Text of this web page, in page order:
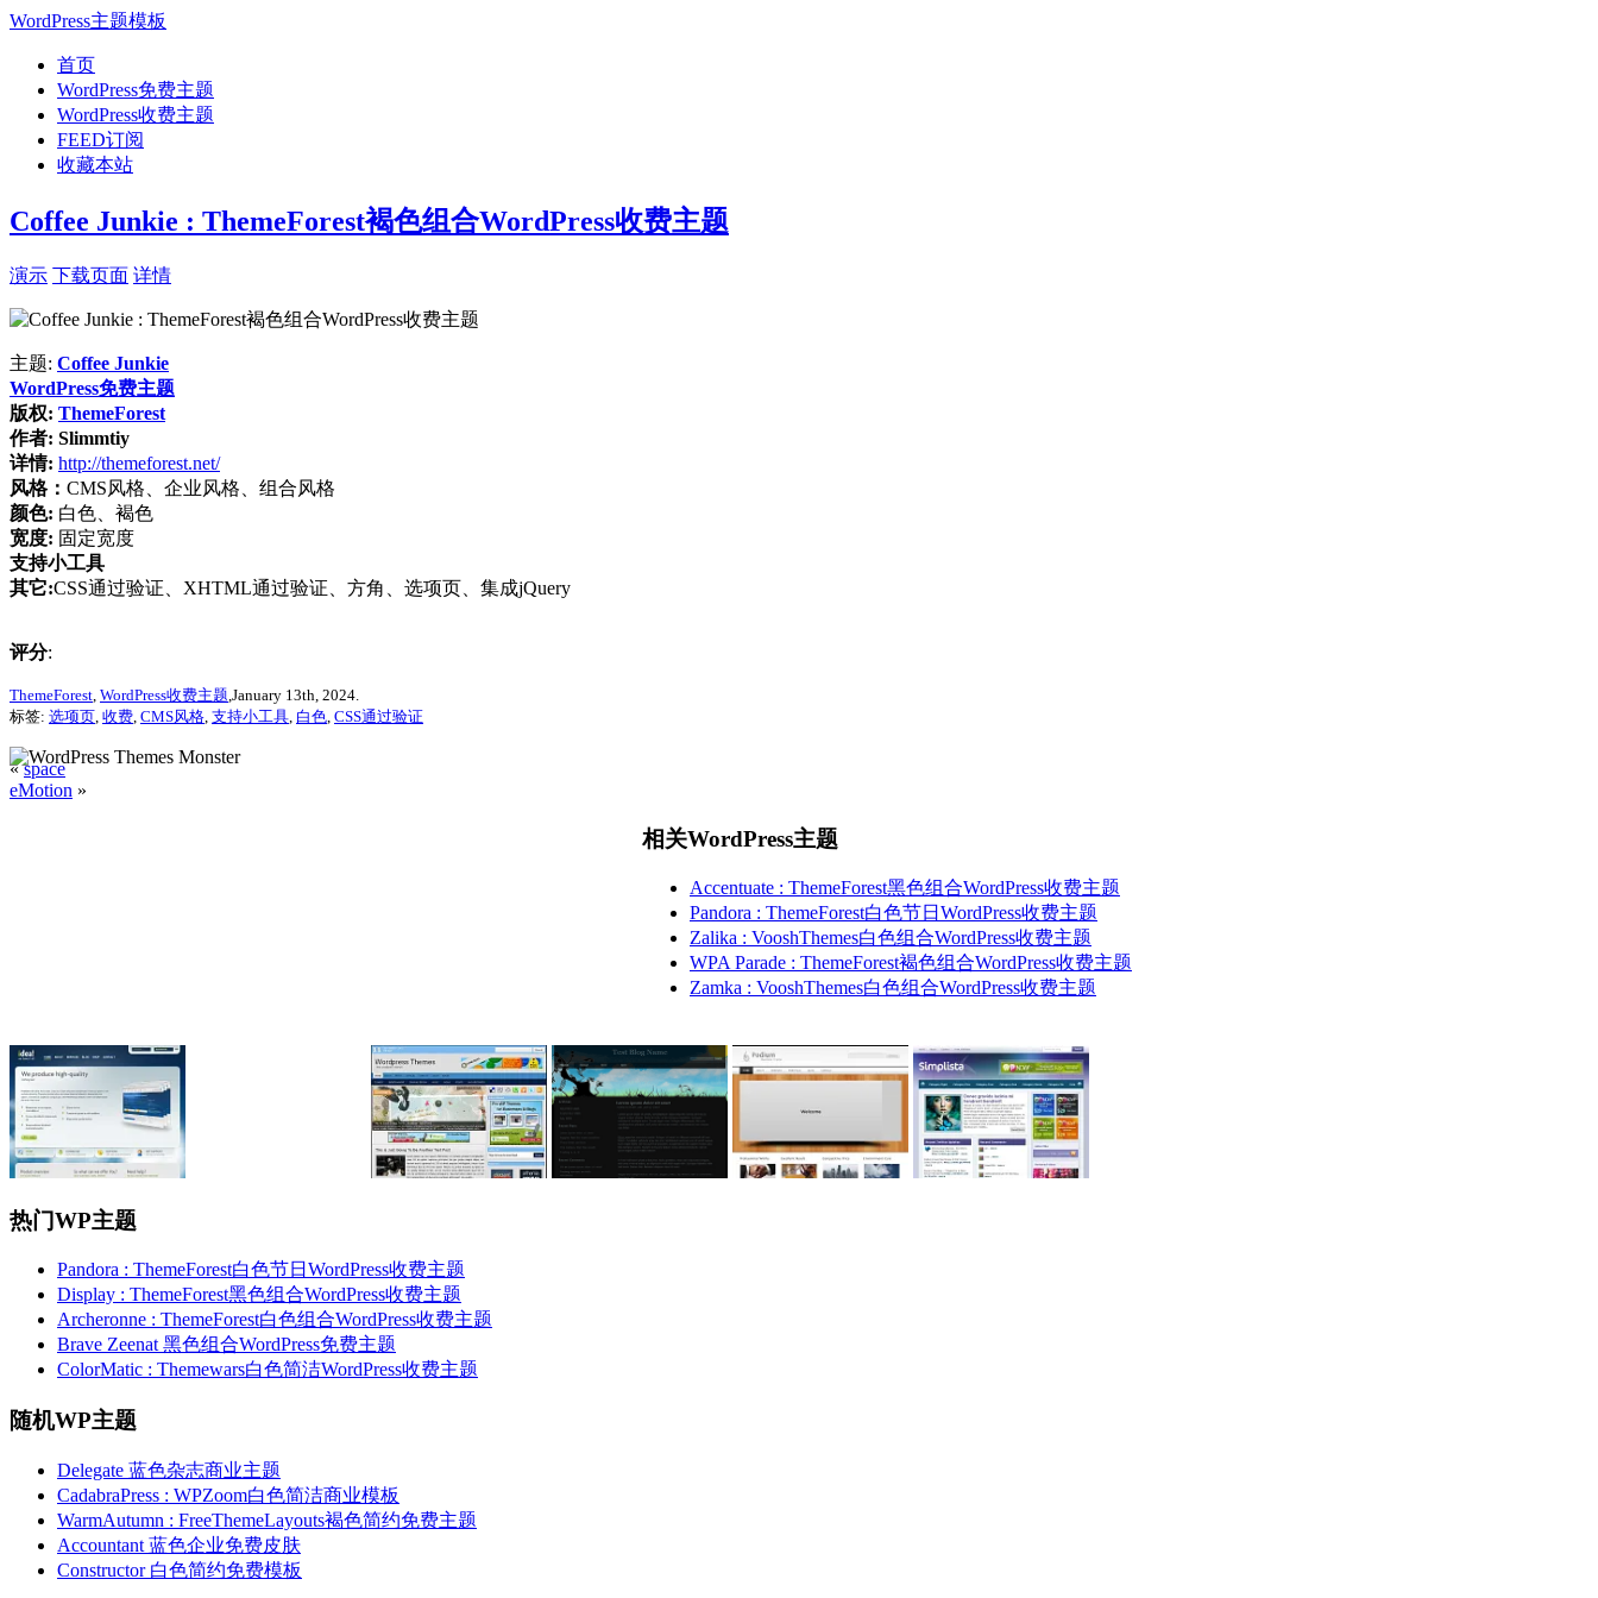
WordPress主题模板
首页
WordPress免费主题
WordPress收费主题
FEED订阅
收藏本站
Coffee Junkie : ThemeForest褐色组合WordPress收费主题
演示 下载页面 详情
主题: Coffee Junkie
WordPress免费主题
版权: ThemeForest
作者: Slimmtiy
详情: http://themeforest.net/
风格： CMS风格、企业风格、组合风格
颜色: 白色、褐色
宽度: 固定宽度
支持小工具
其它:CSS通过验证、XHTML通过验证、方角、选项页、集成jQuery
评分:
ThemeForest WordPress收费主题 ,January 13th, 2024.
标签: 选项页 收费 CMS风格 支持小工具 白色 CSS通过验证
«space
eMotion »
相关WordPress主题
Accentuate : ThemeForest黑色组合WordPress收费主题
Pandora : ThemeForest白色节日WordPress收费主题
Zalika : VooshThemes白色组合WordPress收费主题
WPA Parade : ThemeForest褐色组合WordPress收费主题
Zamka : VooshThemes白色组合WordPress收费主题
热门WP主题
Pandora : ThemeForest白色节日WordPress收费主题
Display : ThemeForest黑色组合WordPress收费主题
Archeronne : ThemeForest白色组合WordPress收费主题
Brave Zeenat 黑色组合WordPress免费主题
ColorMatic : Themewars白色简洁WordPress收费主题
随机WP主题
Delegate 蓝色杂志商业主题
CadabraPress : WPZoom白色简洁商业模板
WarmAutumn : FreeThemeLayouts褐色简约免费主题
Accountant 蓝色企业免费皮肤
Constructor 白色简约免费模板